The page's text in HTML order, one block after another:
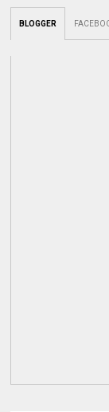
BLOGGER